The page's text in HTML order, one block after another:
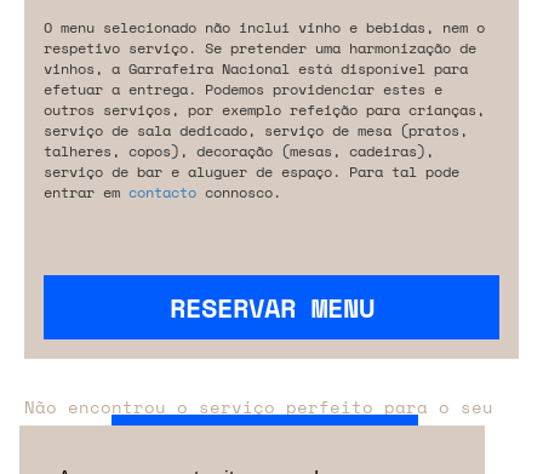
O menu selecionado não inclui vinho e bebidas, nem o
respetivo serviço. Se pretender uma harmonização de
vinhos, a Garrafeira Nacional está disponível para
efetuar a entrega. Podemos providenciar estes e
outros serviços, por exemplo refeição para crianças,
serviço de sala dedicado, serviço de mesa (pratos,
talheres, copos), decoração (mesas, cadeiras),
serviço de bar e aluguer de espaço. Para tal pode
entrar em contacto connosco.
RESERVAR MENU
Não encontrou o serviço perfeito para o seu
evento?
Entre em contacto connosco.